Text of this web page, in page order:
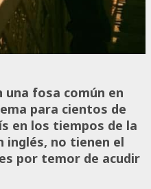
una fosa común en
para cientos de
en los tiempos de la
inglés, no tienen el
por temor de acudir